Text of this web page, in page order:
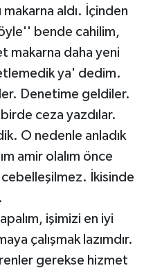
makarna aldı. İçinden
bende cahilim,
makarna daha yeni
ya' dedim.
Denetime geldiler.
ceza yazdılar.
O nedenle anladık
amir olalım önce
İkisinde
işimizi en iyi
çalışmak lazımdır.
gerekse hizmet